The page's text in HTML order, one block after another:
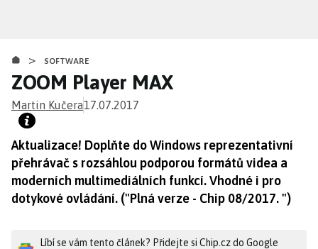
obsahu
> SOFTWARE
ZOOM Player MAX
Martin Kučera17.07.2017
Aktualizace! Doplňte do Windows reprezentativní
přehrávač s rozsáhlou podporou formátů videa a
moderních multimediálních funkcí. Vhodné i pro
dotykové ovládání. ("Plná verze - Chip 08/2017. ")
Líbí se vám tento článek? Přidejte si Chip.cz do Google